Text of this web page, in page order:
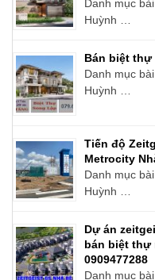
Danh mục
Huỳnh …
Bán biệt thự
Danh mục
Huỳnh …
Tiến độ
Metrocity
Danh mục
Huỳnh …
Dự án
bán biệt thự
0909477288
Danh mục